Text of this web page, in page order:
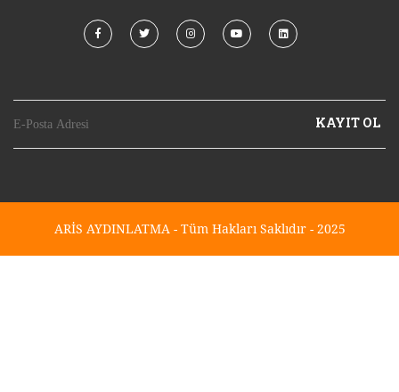
KAYIT OL
ARİS AYDINLATMA - Tüm Hakları Saklıdır - 2025